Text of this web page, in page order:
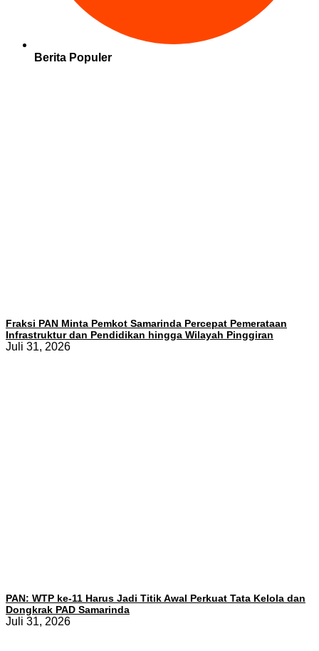
Berita Populer
Fraksi PAN Minta Pemkot Samarinda Percepat Pemerataan
Infrastruktur dan Pendidikan hingga Wilayah Pinggiran
Juli 31, 2026
PAN: WTP ke-11 Harus Jadi Titik Awal Perkuat Tata Kelola dan
Dongkrak PAD Samarinda
Juli 31, 2026